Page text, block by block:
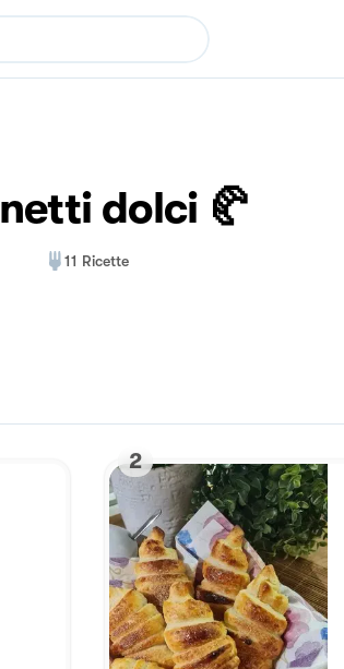
dolci 🥐
11 Ricette
2